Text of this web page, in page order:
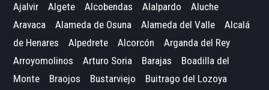
Ajalvir
Algete Alcobendas Alalpardo
Aluche
Aravaca
Alameda de Osuna Alameda del Valle
Alcalá
de Henares
Alpedrete Alcorcón
Arganda del Rey
Arroyomolinos
Arturo Soria Barajas
Boadilla del
Monte
Braojos Bustarviejo
Buitrago del Lozoya